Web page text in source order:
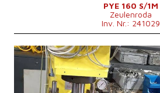
PYE 160 S/1M
Zeulenroda
Inv. Nr.: 241029
Baujahr:
2009
Presskraft
15 t
Die Abmessungen des Desktop
mm
Stößelhub
220 mm